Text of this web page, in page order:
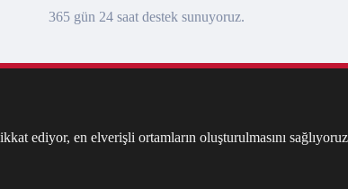
365 gün 24 saat destek sunuyoruz.
ediyor, en elverişli ortamların oluşturulmasını